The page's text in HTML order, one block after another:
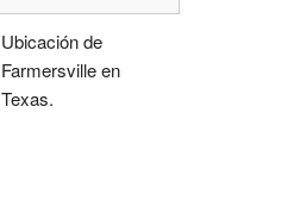
Ubicación de
Farmersville en
Texas.